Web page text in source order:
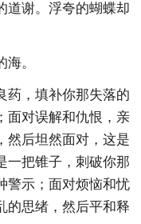
道谢。浮夸的蝴蝶却
。
药，填补你那失落的
面对误解和仇恨，亲
然后坦然面对，这是
一把锥子，刺破你那
警示；面对烦恼和忧
的思绪，然后平和释